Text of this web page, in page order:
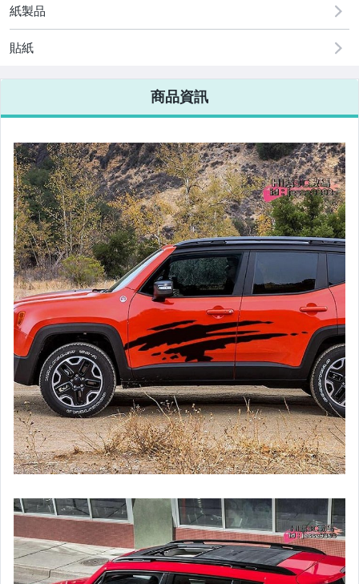
手機、配件與通訊
美容保養與彩妝
運動、戶外與休閒
嬰幼兒與孕婦
汽機車精品百貨
居家、家具與園藝
玩具、模型與公仔
偶像、球員卡與郵幣
女裝與服飾配件
手錶與飾品配件
女包精品與女鞋
家電與影音視聽
紙製品
貼紙
商品資訊